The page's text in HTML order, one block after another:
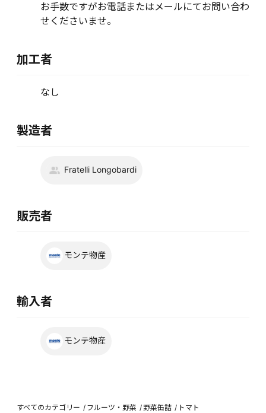
お手数ですがお電話またはメールにてお問い合わ
せくださいませ。
加工者
なし
製造者
Fratelli Longobardi
販売者
モンテ物産
輸入者
モンテ物産
すべてのカテゴリー フルーツ・野菜 野菜缶詰 トマト